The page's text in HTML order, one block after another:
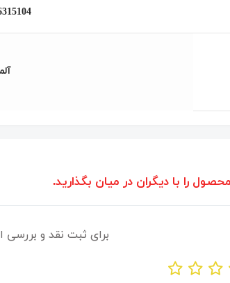
را با دیگران در میان بگذارید.
برای ثبت نقد و بررسی